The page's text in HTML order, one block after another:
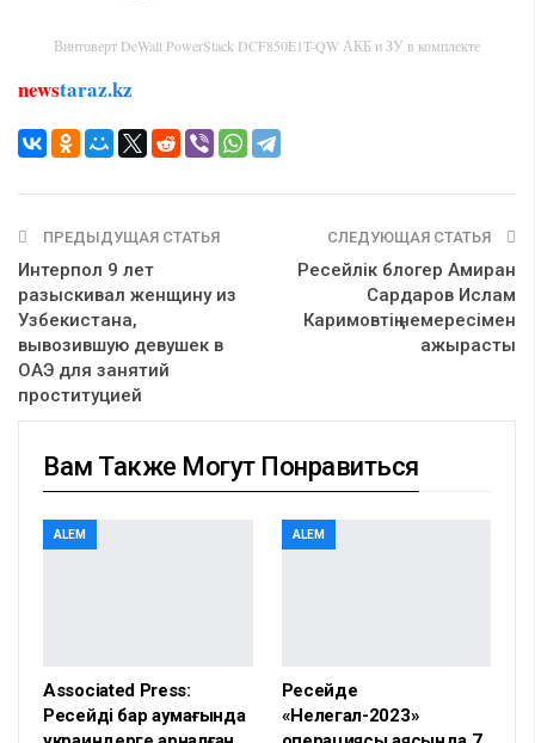
Винтоверт DeWalt PowerStack DCF850E1T-QW АКБ и ЗУ в комплекте
newstaraz.kz
ПРЕДЫДУЩАЯ СТАТЬЯ
Интерпол 9 лет
разыскивал женщину из
Узбекистана,
вывозившую девушек в
ОАЭ для занятий
проституцией
СЛЕДУЮЩАЯ СТАТЬЯ
Ресейлік блогер Амиран
Сардаров Ислам
Каримовтің немересімен
ажырасты
Вам Также Могут Понравиться
ALEM
Associated Press:
Ресейдің бар аумағында
ALEM
Ресейде
«Нелегал-2023»